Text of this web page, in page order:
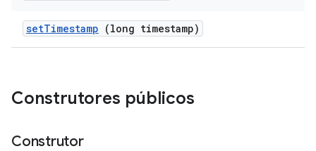
setTimestamp (long timestamp)
Construtores públicos
Construtor